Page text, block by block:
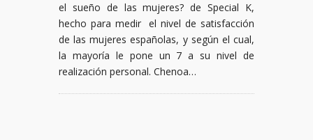
el sueño de las mujeres? de Special K,
hecho para medir el nivel de satisfacción
de las mujeres españolas, y según el cual,
la mayoría le pone un 7 a su nivel de
realización personal. Chenoa…